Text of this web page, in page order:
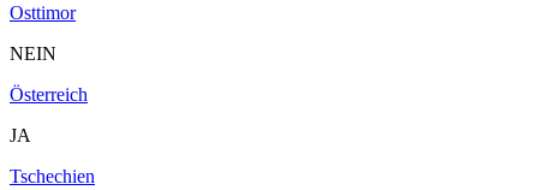
Osttimor
NEIN
Österreich
JA
Tschechien